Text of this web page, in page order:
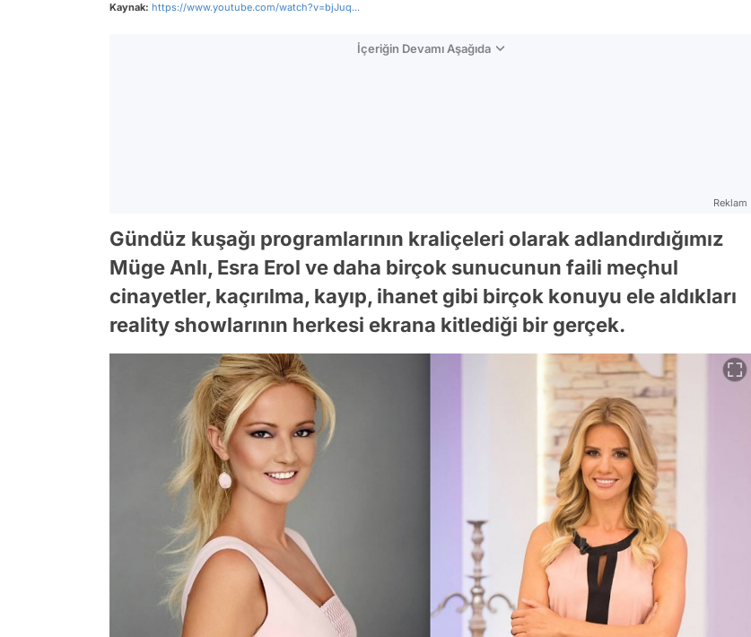
Kaynak: https://www.youtube.com/watch?v=bjJuq...
İçeriğin Devamı Aşağıda
Reklam
Gündüz kuşağı programlarının kraliçeleri olarak adlandırdığımız
Müge Anlı, Esra Erol ve daha birçok sunucunun faili meçhul
cinayetler, kaçırılma, kayıp, ihanet gibi birçok konuyu ele aldıkları
reality showlarının herkesi ekrana kitlediği bir gerçek.